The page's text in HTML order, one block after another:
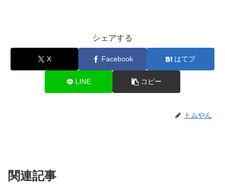
シェアする
X Facebook はてブ
LINE コピー
トムやん
関連記事